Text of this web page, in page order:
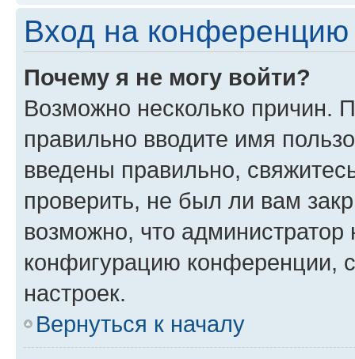
Вход на конференцию
Почему я не могу войти?
Возможно несколько причин.
правильно вводите имя
введены правильно,
проверить, не был ли вам
возможно, что администратор
конфигурацию конференции,
настроек.
Вернуться к началу